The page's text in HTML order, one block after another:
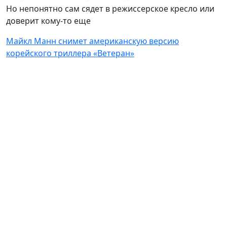
Но непонятно сам сядет в режиссерское кресло или
доверит кому-то еще
Майкл Манн снимет американскую версию
корейского триллера «Ветеран»